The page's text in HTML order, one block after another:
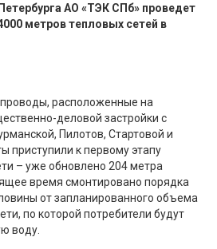
АО «ТЭК СПб» проведет
метров тепловых сетей в
расположенные на
деловой застройки с
Пилотов, Стартовой и
приступили к первому этапу
– уже обновлено 204 метра
время смонтировано порядка
от запланированного объема
по которой потребители будут
воду.